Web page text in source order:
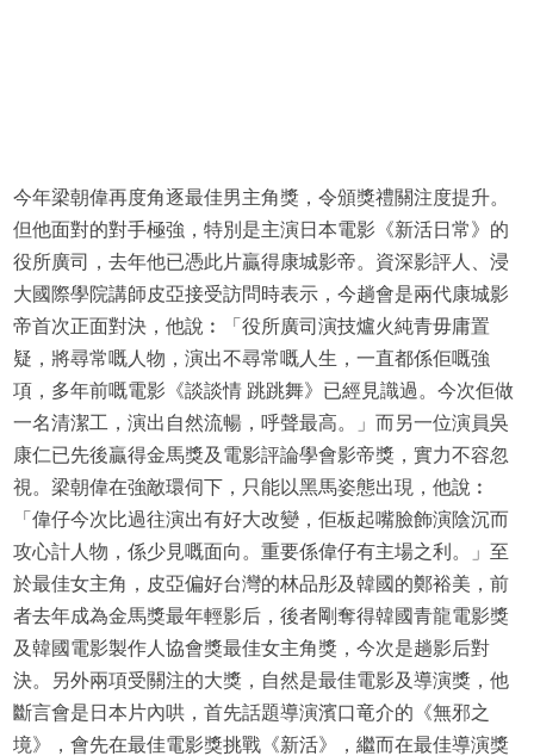
今年梁朝偉再度角逐最佳男主角獎，令頒獎禮關注度提升。
但他面對的對手極強，特別是主演日本電影《新活日常》的
役所廣司，去年他已憑此片贏得康城影帝。資深影評人、浸
大國際學院講師皮亞接受訪問時表示，今趟會是兩代康城影
帝首次正面對決，他說︰「役所廣司演技爐火純青毋庸置
疑，將尋常嘅人物，演出不尋常嘅人生，一直都係佢嘅強
項，多年前嘅電影《談談情 跳跳舞》已經見識過。今次佢做
一名清潔工，演出自然流暢，呼聲最高。」而另一位演員吳
康仁已先後贏得金馬獎及電影評論學會影帝獎，實力不容忽
視。梁朝偉在強敵環伺下，只能以黑馬姿態出現，他說︰
「偉仔今次比過往演出有好大改變，佢板起嘴臉飾演陰沉而
攻心計人物，係少見嘅面向。重要係偉仔有主場之利。」至
於最佳女主角，皮亞偏好台灣的林品彤及韓國的鄭裕美，前
者去年成為金馬獎最年輕影后，後者剛奪得韓國青龍電影獎
及韓國電影製作人協會獎最佳女主角獎，今次是趟影后對
決。另外兩項受關注的大獎，自然是最佳電影及導演獎，他
斷言會是日本片內哄，首先話題導演濱口竜介的《無邪之
境》，會先在最佳電影獎挑戰《新活》，繼而在最佳導演獎